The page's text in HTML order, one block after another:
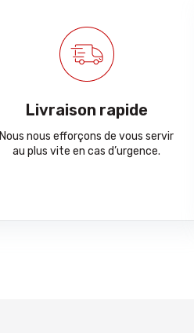
Livraison rapide
Nous nous efforçons de vous servir
au plus vite en cas d’urgence.